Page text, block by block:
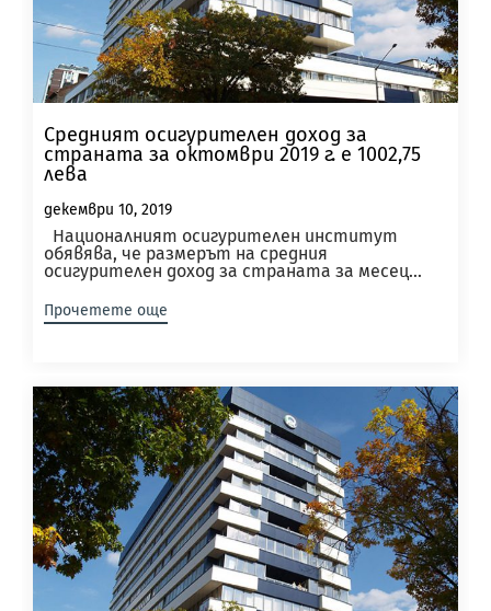
Средният осигурителен доход за
страната за октомври 2019 г. е 1002,75
лева
декември 10, 2019
Националният осигурителен институт
обявява, че размерът на средния
осигурителен доход за страната за месец...
Прочетете още